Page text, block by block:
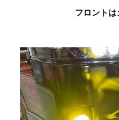
フロントは